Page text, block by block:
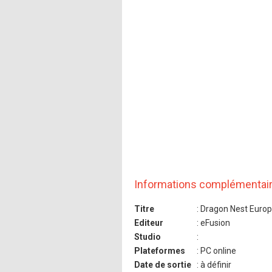
Informations
Titre
: Dragon Nest
Editeur
: eFusion
Studio
:
Plateformes
: PC online
Date de sortie
: à définir